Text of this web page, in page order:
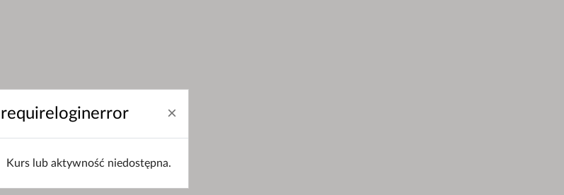
requireloginerror
Kurs lub aktywność niedostępna.